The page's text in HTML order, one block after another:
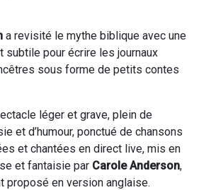
a revisité le mythe biblique avec une
subtile pour écrire les journaux
sous forme de petits contes
léger et grave, plein de
et d’humour, ponctué de chansons
et chantées en direct live, mis en
et fantaisie par Carole Anderson,
proposé en version anglaise.